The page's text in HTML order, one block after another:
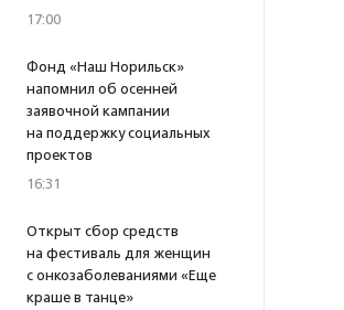
17:00
Фонд «Наш Норильск»
напомнил об осенней
заявочной кампании
на поддержку социальных
проектов
16:31
Открыт сбор средств
на фестиваль для женщин
с онкозаболеваниями «Еще
краше в танце»